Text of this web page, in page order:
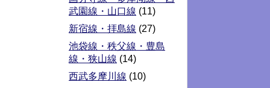
武園線・山口線 (11)
新宿線・拝島線 (27)
池袋線・秩父線・豊島
線・狭山線 (14)
西武多摩川線 (10)